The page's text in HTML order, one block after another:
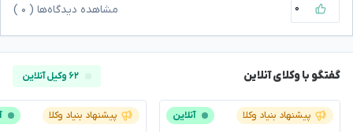
۰ مشاهده دیدگاه‌ها ( ۰
گفتگو با وکلای آنلاین ۶۲ وکیل آنلاین
پیشنهاد بنیاد وکلا آنلاین پیشنهاد بنیاد وکلا